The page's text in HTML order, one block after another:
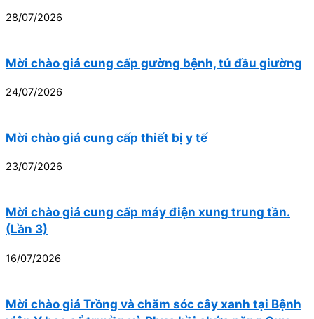
28/07/2026
Mời chào giá cung cấp gường bệnh, tủ đầu giường
24/07/2026
Mời chào giá cung cấp thiết bị y tế
23/07/2026
Mời chào giá cung cấp máy điện xung trung tần.
(Lần 3)
16/07/2026
Mời chào giá Trồng và chăm sóc cây xanh tại Bệnh